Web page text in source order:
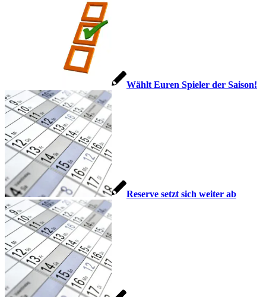
Wählt Euren Spieler der Saison!
Reserve setzt sich weiter ab